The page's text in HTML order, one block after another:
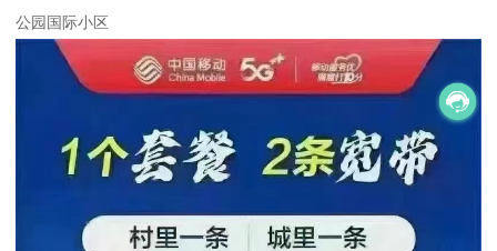
公园国际小区